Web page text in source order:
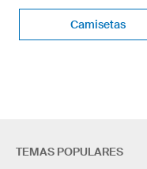
Camisetas
TEMAS POPULARES